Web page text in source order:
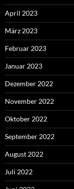
April 2023
März 2023
Februar 2023
Januar 2023
Dezember 2022
November 2022
Oktober 2022
September 2022
August 2022
Juli 2022